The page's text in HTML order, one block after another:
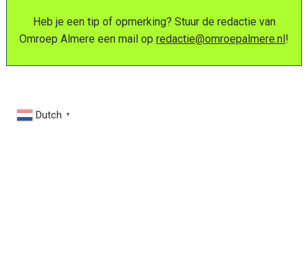
Heb je een tip of opmerking? Stuur de redactie van
Omroep Almere een mail op redactie@omroepalmere.nl!
Dutch ▼